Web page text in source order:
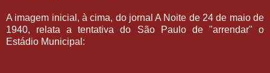
A imagem inicial, à cima, do jornal A Noite de 24 de maio de
1940, relata a tentativa do São Paulo de "arrendar" o
Estádio Municipal: